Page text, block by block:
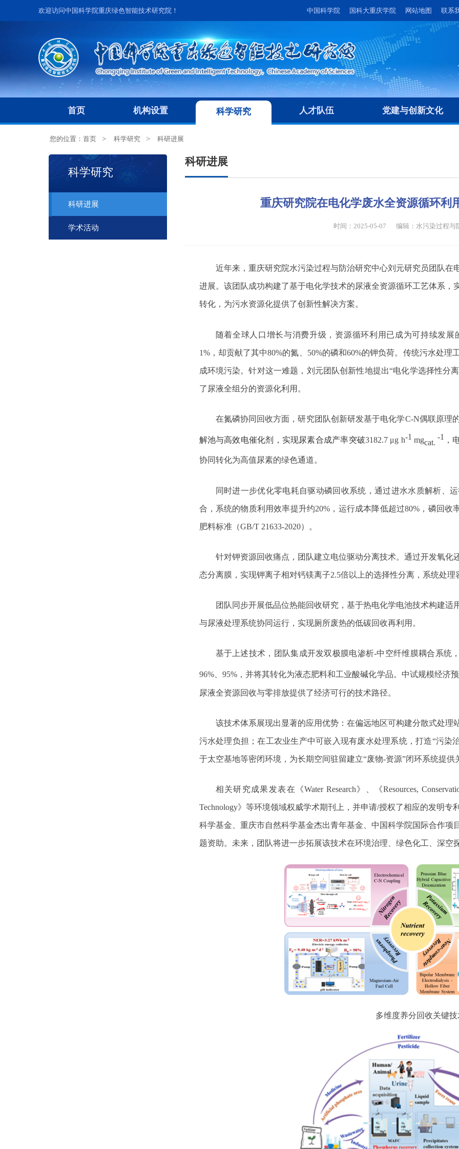
欢迎访问中国科学院重庆绿色智能技术研究院！ 中国科学院 国科大重庆学院 网站地图 联系
首页 机构设置 科学研究 人才队伍 党建与创新文化
您的位置：首页 科学研究 科研进展
科学研究
科研进展
学术活动
科研进展
重庆研究院在电化学废水全资源循环利
时间：2025-05-07 编辑： 水污染过程与
近年来，重庆研究院水污染过程与防治研究中心刘元研究员团队在
进展。该团队成功构建了基于电化学技术的尿液全资源循环工艺体系，
转化，为污水资源化提供了创新性解决方案。
随着全球人口增长与消费升级，资源循环利用已成为可持续发
1%，却贡献了其中80%的氮、 50%的磷和60%的钾负荷。传统污水处理
成环境污染。针对这一难题，刘元团队创新性地提出“电化学选择性分离
了尿液全组分的资源化利用。
在氮磷协同回收方面，研究团队创新研发基于电化学C-N偶联原理
解池与高效电催化剂，实现尿素合成产率突破3182.7 μg h-1 mgcat.
-1 ，
协同转化为高值尿素的绿色通道。
同时进一步优化零电耗自驱动磷回收系统，通过进水水质解析、
合，系统的物质利用效率提升约20% ，运行成本降低超过80% ，磷回收
肥料标准（GB/T 21633-2020）。
针对钾资源回收痛点，团队建立电位驱动分离技术。通过开发氧化
态分离膜，实现钾离子相对钙镁离子2.5倍以上的选择性分离，系统处理
团队同步开展低品位热能回收研究，基于热电化学电池技术构建
与尿液处理系统协同运行，实现厕所废热的低碳回收再利用。
基于上述技术，团队集成开发双极膜电渗析-中空纤维膜耦合系统
96%、 95%，并将其转化为液态肥料和工业酸碱化学品。中试规模经济
尿液全资源回收与零排放提供了经济可行的技术路径。
该技术体系展现出显著的应用优势：在偏远地区可构建分散式处理
污水处理负担；在工农业生产中可嵌入现有废水处理系统，打造“污染
于太空基地等密闭环境，为长期空间驻留建立“废物-资源”闭环系统提供
相关研究成果发表在《Water Research》、《Resources,
Technology》等环境领域权威学术期刊上，并申请/授权了相应的发明专
科学基金、重庆市自然科学基金杰出青年基金、中国科学院国际合作项
题资助。未来，团队将进一步拓展该技术在环境治理、绿色化工、深空
多维度养分回收关键技